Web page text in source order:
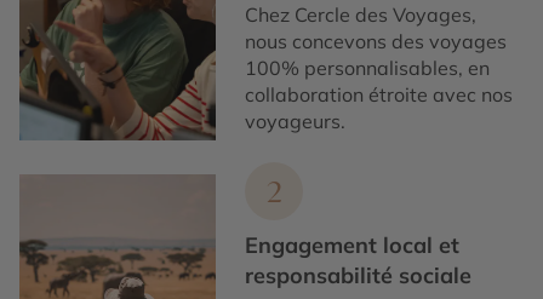
Chez Cercle des Voyages,
nous concevons des voyages
100% personnalisables, en
collaboration étroite avec nos
voyageurs.
2
Engagement local et
responsabilité sociale